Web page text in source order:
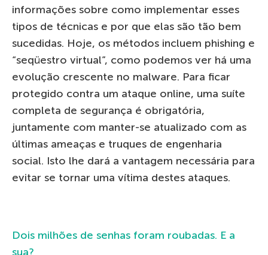
informações sobre como implementar esses
tipos de técnicas e por que elas são tão bem
sucedidas. Hoje, os métodos incluem phishing e
“seqüestro virtual”, como podemos ver há uma
evolução crescente no malware. Para ficar
protegido contra um ataque online, uma suíte
completa de segurança é obrigatória,
juntamente com manter-se atualizado com as
últimas ameaças e truques de engenharia
social. Isto lhe dará a vantagem necessária para
evitar se tornar uma vítima destes ataques.
Dois milhões de senhas foram roubadas. E a
sua?